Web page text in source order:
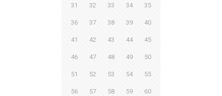
31 32 33 34 35
36 37 38 39 40
41 42 43 44 45
46 47 48 49 50
51 52 53 54 55
56 57 58 59 60